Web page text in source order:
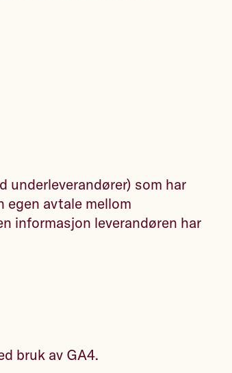
underleverandører) som har
egen avtale mellom
informasjon leverandøren har
bruk av GA4.